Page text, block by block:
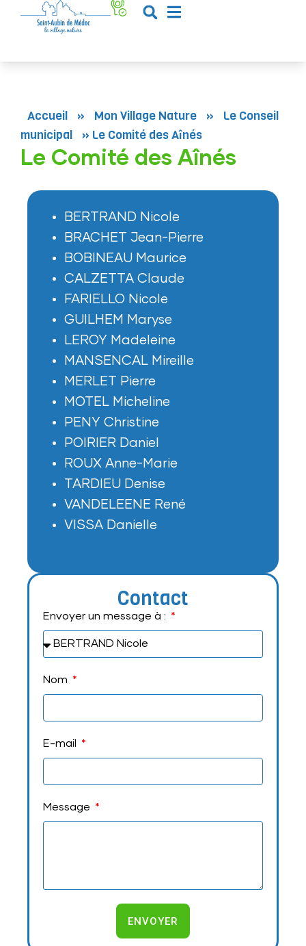
principal
Accueil » Mon Village Nature »
Le Conseil
municipal
» Le Comité des Aînés
Le Comité des Aînés
BERTRAND Nicole
BRACHET Jean-Pierre
BOBINEAU Maurice
CALZETTA Claude
FARIELLO Nicole
GUILHEM Maryse
LEROY Madeleine
MANSENCAL Mireille
MERLET Pierre
MOTEL Micheline
PENY Christine
POIRIER Daniel
ROUX Anne-Marie
TARDIEU Denise
VANDELEENE René
VISSA Danielle
Contact
Envoyer un message à :
Nom
E-mail
Message
ENVOYER